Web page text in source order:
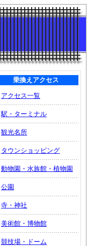
乗換えアクセス
アクセス一覧
駅・ターミナル
観光名所
タウンショッピング
動物園・水族館・植物園
公園
寺・神社
美術館・博物館
競技場・ドーム